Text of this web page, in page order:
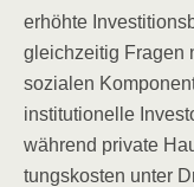
erhöh­te
gleich­zei­tig Fra­gen
sozia­len
insti­tu­tio­nel­le
wäh­rend pri­va­te
tungs­kos­ten unter